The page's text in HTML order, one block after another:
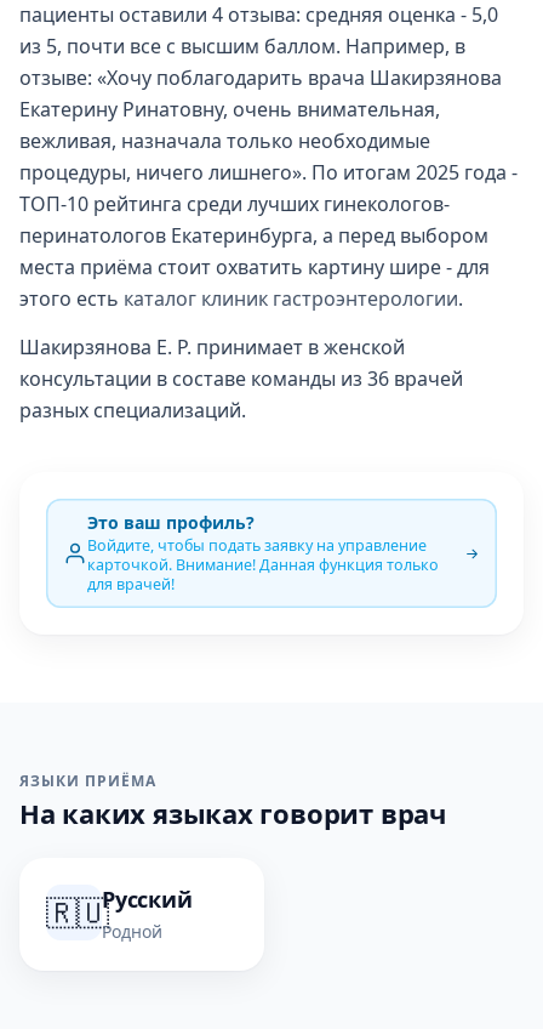
пациенты оставили 4 отзыва: средняя оценка - 5,0
из 5, почти все с высшим баллом. Например, в
отзыве: «Хочу поблагодарить врача Шакирзянова
Екатерину Ринатовну, очень внимательная,
вежливая, назначала только необходимые
процедуры, ничего лишнего». По итогам 2025 года -
ТОП-10 рейтинга среди лучших гинекологов-
перинатологов Екатеринбурга, а перед выбором
места приёма стоит охватить картину шире - для
этого есть каталог клиник гастроэнтерологии.
Шакирзянова Е. Р. принимает в женской
консультации в составе команды из 36 врачей
разных специализаций.
Это ваш профиль?
Войдите, чтобы подать заявку на управление
карточкой. Внимание! Данная функция только
для врачей!
ЯЗЫКИ ПРИЁМА
На каких языках говорит врач
🇷🇺Русский
Родной